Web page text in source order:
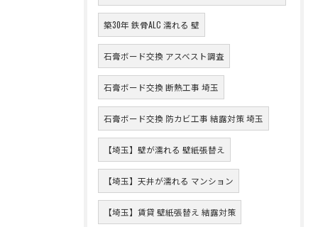
築30年 鉄骨ALC 濡れる 壁
石膏ボード交換 アスベスト調査
石膏ボード交換 断熱工事 埼玉
石膏ボード交換 防カビ工事 結露対策 埼玉
【埼玉】壁が濡れる 壁紙張替え
【埼玉】天井が濡れる マンション
【埼玉】賃貸 壁紙張替え 結露対策